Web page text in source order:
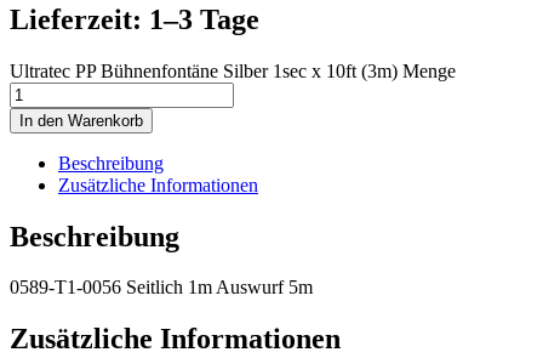
Lieferzeit: 1–3 Tage
Ultratec PP Bühnenfontäne Silber 1sec x 10ft (3m) Menge
In den Warenkorb
Beschreibung
Zusätzliche Informationen
Beschreibung
0589-T1-0056 Seitlich 1m Auswurf 5m
Zusätzliche Informationen